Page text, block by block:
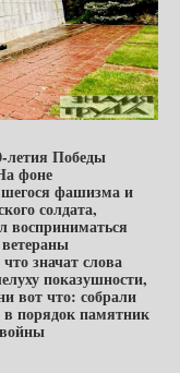
летия Победы
фоне
фашизма и
солдата,
восприниматься
значат слова
показушности,
вот что: собрали
порядок памятник